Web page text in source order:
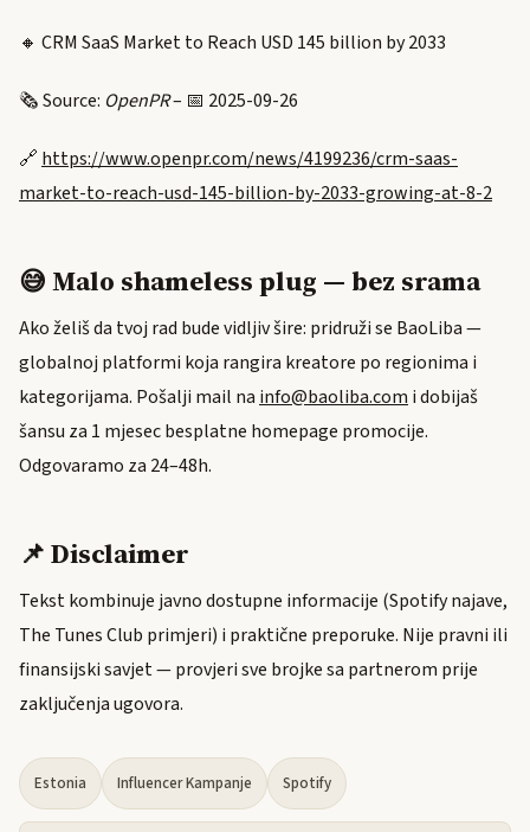
🔸 CRM SaaS Market to Reach USD 145 billion by 2033
🗞️ Source: OpenPR– 📅 2025-09-26
🔗https://www.openpr.com/news/4199236/crm-saas-
market-to-reach-usd-145-billion-by-2033-growing-at-8-2
😅 Malo shameless plug — bez srama
Ako želiš da tvoj rad bude vidljiv šire: pridruži se BaoLiba —
globalnoj platformi koja rangira kreatore po regionima i
kategorijama. Pošalji mail na info@baoliba.com i dobijaš
šansu za 1 mjesec besplatne homepage promocije.
Odgovaramo za 24–48h.
📌 Disclaimer
Tekst kombinuje javno dostupne informacije (Spotify najave,
The Tunes Club primjeri) i praktične preporuke. Nije pravni ili
finansijski savjet — provjeri sve brojke sa partnerom prije
zaključenja ugovora.
Estonia Influencer Kampanje Spotify